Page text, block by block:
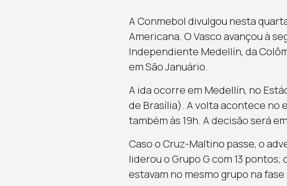
A Conmebol divulgou nesta
Americana. O Vasco avançou à
Independiente Medellín, da
em São Januário.
A ida ocorre em Medellín, no
de Brasília). A volta acontece no
também às 19h. A decisão será
Caso o Cruz-Maltino passe, o
liderou o Grupo G com 13
estavam no mesmo grupo na fase